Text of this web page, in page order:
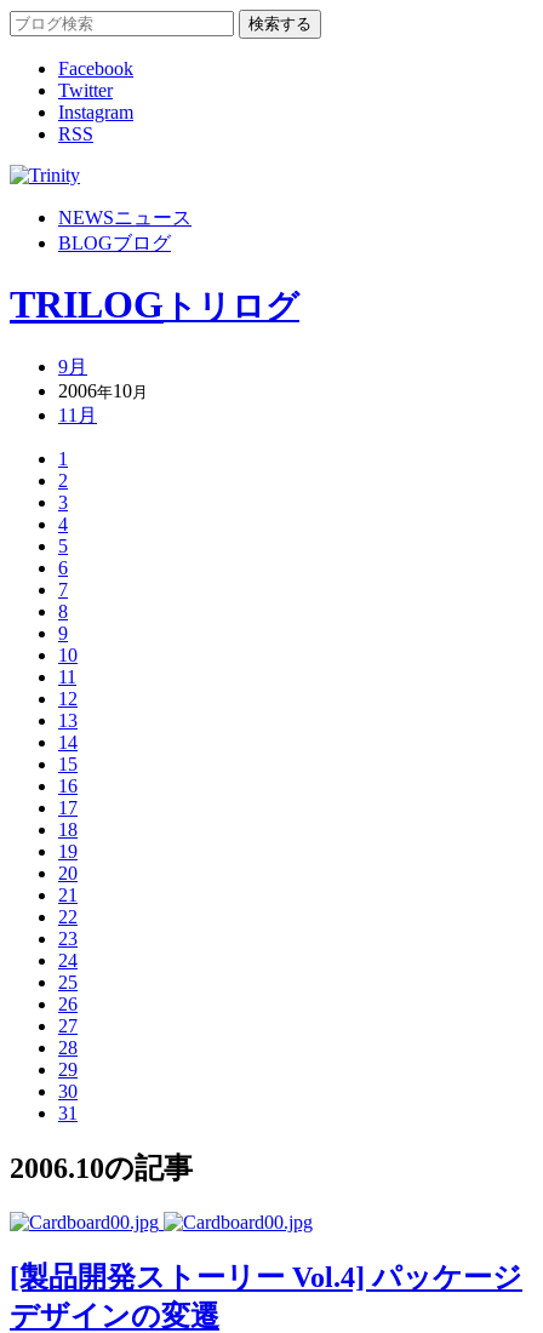
Facebook
Twitter
Instagram
RSS
NEWSニュース
BLOGブログ
TRILOG トリログ
9月
2006年10 月
11月
1
2
3
4
5
6
7
8
9
10
11
12
13
14
15
16
17
18
19
20
21
22
23
24
25
26
27
28
29
30
31
2006.10の記事
[製品開発ストーリー Vol.4] パッケージ
デザインの変遷